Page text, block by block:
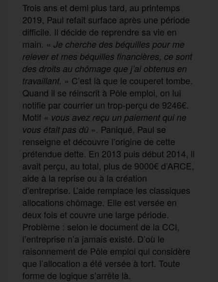
Trois ans et demi plus tard, au printemps
2019, Paul refait surface après une période
difficile. Il décide de reprendre sa vie en
main. « Je cherche des béquilles pour me
relever et mes béquilles financières, ce sont
des droits au chômage que j’ai obtenus en
travaillant. » C’est là que le couperet tombe.
Quand il se réinscrit à Pôle emploi, on lui
notifie par courrier un trop-perçu de 9246€.
Motif « vous avez reçu un paiement qui ne
vous était pas dû ». Paniqué, Paul se
renseigne et découvre l’origine de cette
prétendue dette. En 2013 puis début 2014, il
avait perçu, au total, plus de 9000€ d’ARCE,
aide à la reprise ou à la création
d’entreprise. L’aide remplace les classiques
allocations chômage. Elle est versée en
deux fois et couvre une large période.
Problème : selon le document de la CCI,
l’entreprise n’a jamais existé. D’où le
raisonnement de Pôle emploi qui considère
que l’allocation a été versée à tort. Toute
forme de logique s’arrête là.